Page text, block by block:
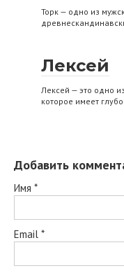
Торк — одно из
Лексей
Лексей — это одно
которое имеет
Добавить
Имя *
Email *